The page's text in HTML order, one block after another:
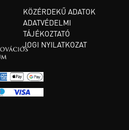
KÖZÉRDEKŰ ADATOK
ADATVÉDELMI
TÁJÉKOZTATÓ
JOGI NYILATKOZAT